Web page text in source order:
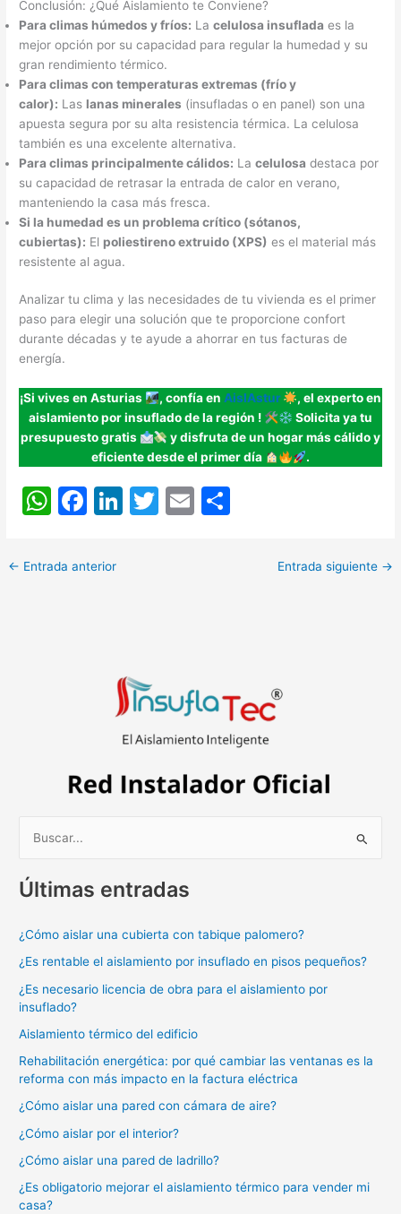
Conclusión: ¿Qué Aislamiento te Conviene?
Para climas húmedos y fríos: Lacelulosa insuflada es la
mejor opción por su capacidad para regular la humedad y su
gran rendimiento térmico.
Para climas con temperaturas extremas (frío y
calor): Las lanas minerales (insufladas o en panel) son una
apuesta segura por su alta resistencia térmica. La celulosa
también es una excelente alternativa.
Para climas principalmente cálidos: Lacelulosa destaca por
su capacidad de retrasar la entrada de calor en verano,
manteniendo la casa más fresca.
Si la humedad es un problema crítico (sótanos,
cubiertas): El poliestireno extruido (XPS) es el material más
resistente al agua.
Analizar tu clima y las necesidades de tu vivienda es el primer
paso para elegir una solución que te proporcione confort
durante décadas y te ayude a ahorrar en tus facturas de
energía.
¡Si vives en Asturias , confía en AislAstur
, el experto en
aislamiento por insuflado de la región !
Solicita ya tu
presupuesto gratis
y disfruta de un hogar más cálido y
eficiente desde el primer día
.
W
at
F
c
Li T
E
← Entrada anterior Entrada siguiente →
s
a
r
p
o
r
:
Últimas entradas
¿Cómo aislar una cubierta con tabique palomero?
¿Es rentable el aislamiento por insuflado en pisos pequeños?
¿Es necesario licencia de obra para el aislamiento por
insuflado?
Aislamiento térmico del edificio
Rehabilitación energética: por qué cambiar las ventanas es la
reforma con más impacto en la factura eléctrica
¿Cómo aislar una pared con cámara de aire?
¿Cómo aislar por el interior?
¿Cómo aislar una pared de ladrillo?
¿Es obligatorio mejorar el aislamiento térmico para vender mi
casa?